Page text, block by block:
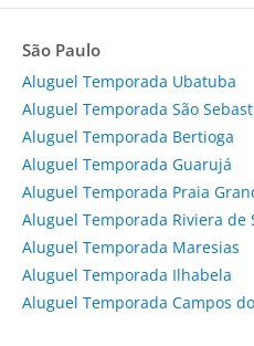
São Paulo
Aluguel Temporada Ubatuba
Aluguel Temporada São
Aluguel Temporada Bertioga
Aluguel Temporada Guarujá
Aluguel Temporada Praia
Aluguel Temporada Riviera de
Aluguel Temporada Maresias
Aluguel Temporada Ilhabela
Aluguel Temporada Campos